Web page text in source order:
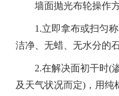
墙面抛光布轮操作方
1.立即拿布或扫匀称
洁净、无蜡、无水分的
2.在解决面初干时(渗
及天气状况而定)，用纯